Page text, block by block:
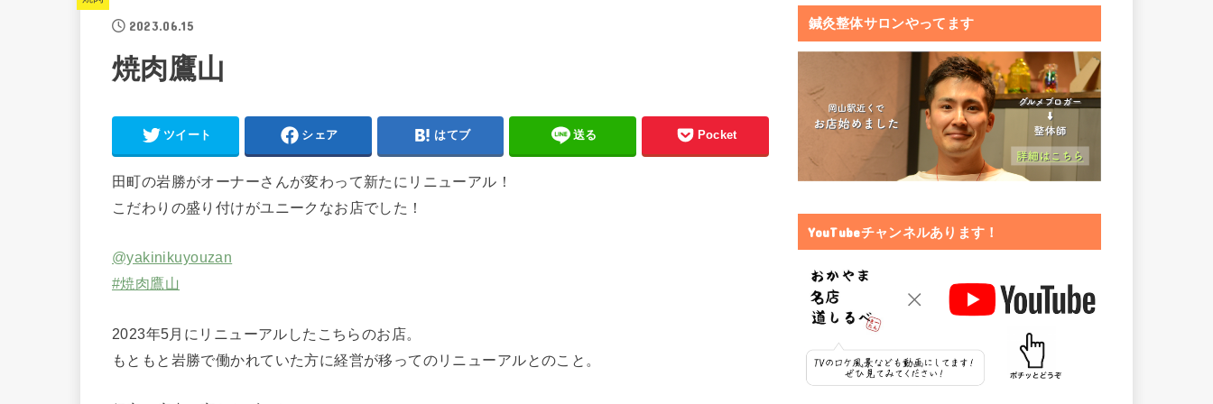
2023.06.15
焼肉鷹山
ツイート シェア はてブ 送る Pocket
田町の岩勝がオーナーさんが変わって新たにリニューアル！
こだわりの盛り付けがユニークなお店でした！
@yakinikuyouzan
#焼肉鷹山
2023年5月にリニューアルしたこちらのお店。
もともと岩勝で働かれていた方に経営が移ってのリニューアルとのこと。
鍼灸整体サロンやってます
YouTubeチャンネルあります！